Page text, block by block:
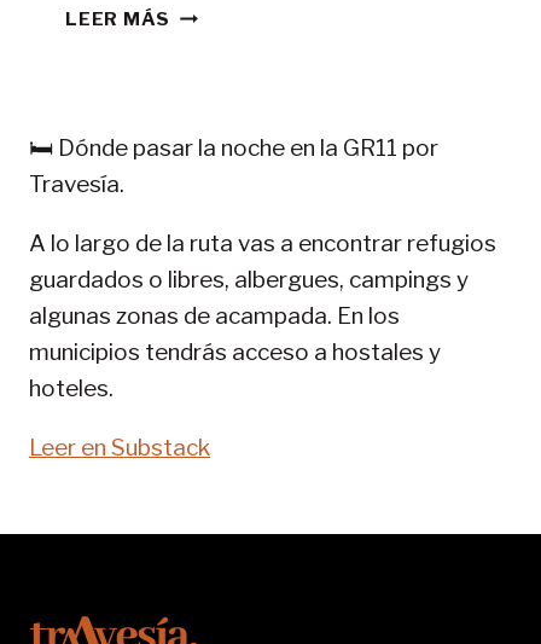
LEER MÁS CONSEJOS
11-
🛏️ Dónde pasar la noche en la GR11 por
Travesía.
A lo largo de la ruta vas a encontrar refugios
guardados o libres, albergues, campings y
algunas zonas de acampada. En los
municipios tendrás acceso a hostales y
hoteles.
Leer en Substack